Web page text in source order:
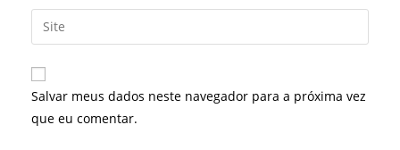
de
usuário
para
comentar
endereço
de
mail
para
comentar
Digite
o
URL
do
site
Salvar meus dados neste navegador para a próxima vez
que eu comentar.